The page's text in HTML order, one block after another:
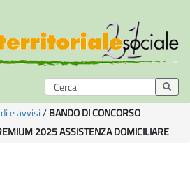
e avvisi/BANDO DI CONCORSO
2025 ASSISTENZA DOMICILIARE